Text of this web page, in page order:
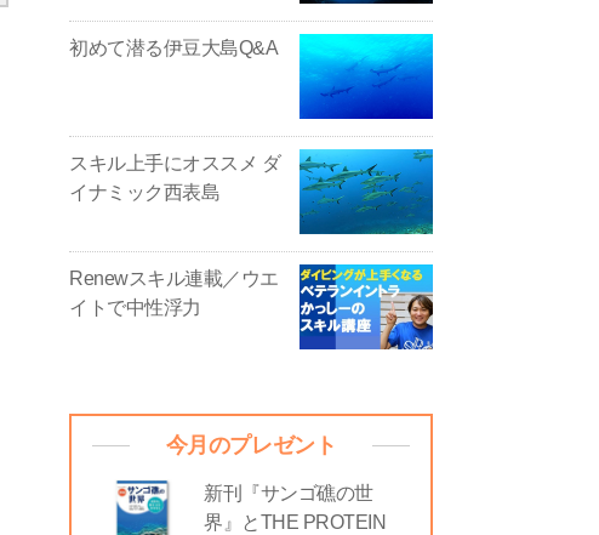
初めて潜る伊豆大島Q&A
スキル上手にオススメ ダ
イナミック西表島
Renewスキル連載／ウエ
イトで中性浮力
今月のプレゼント
新刊『サンゴ礁の世
界』とTHE PROTEIN